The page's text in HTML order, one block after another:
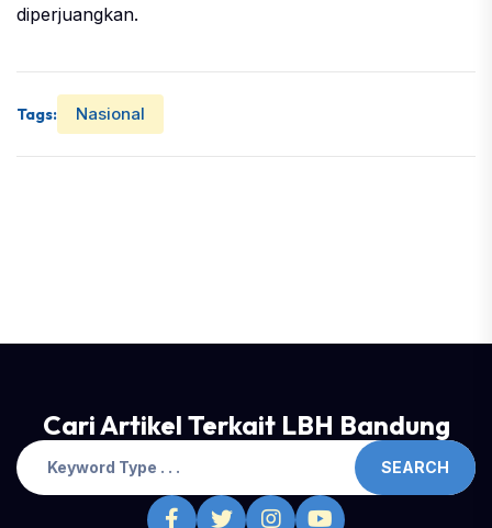
diperjuangkan.
Tags: Nasional
Cari Artikel Terkait LBH Bandung
SEARCH